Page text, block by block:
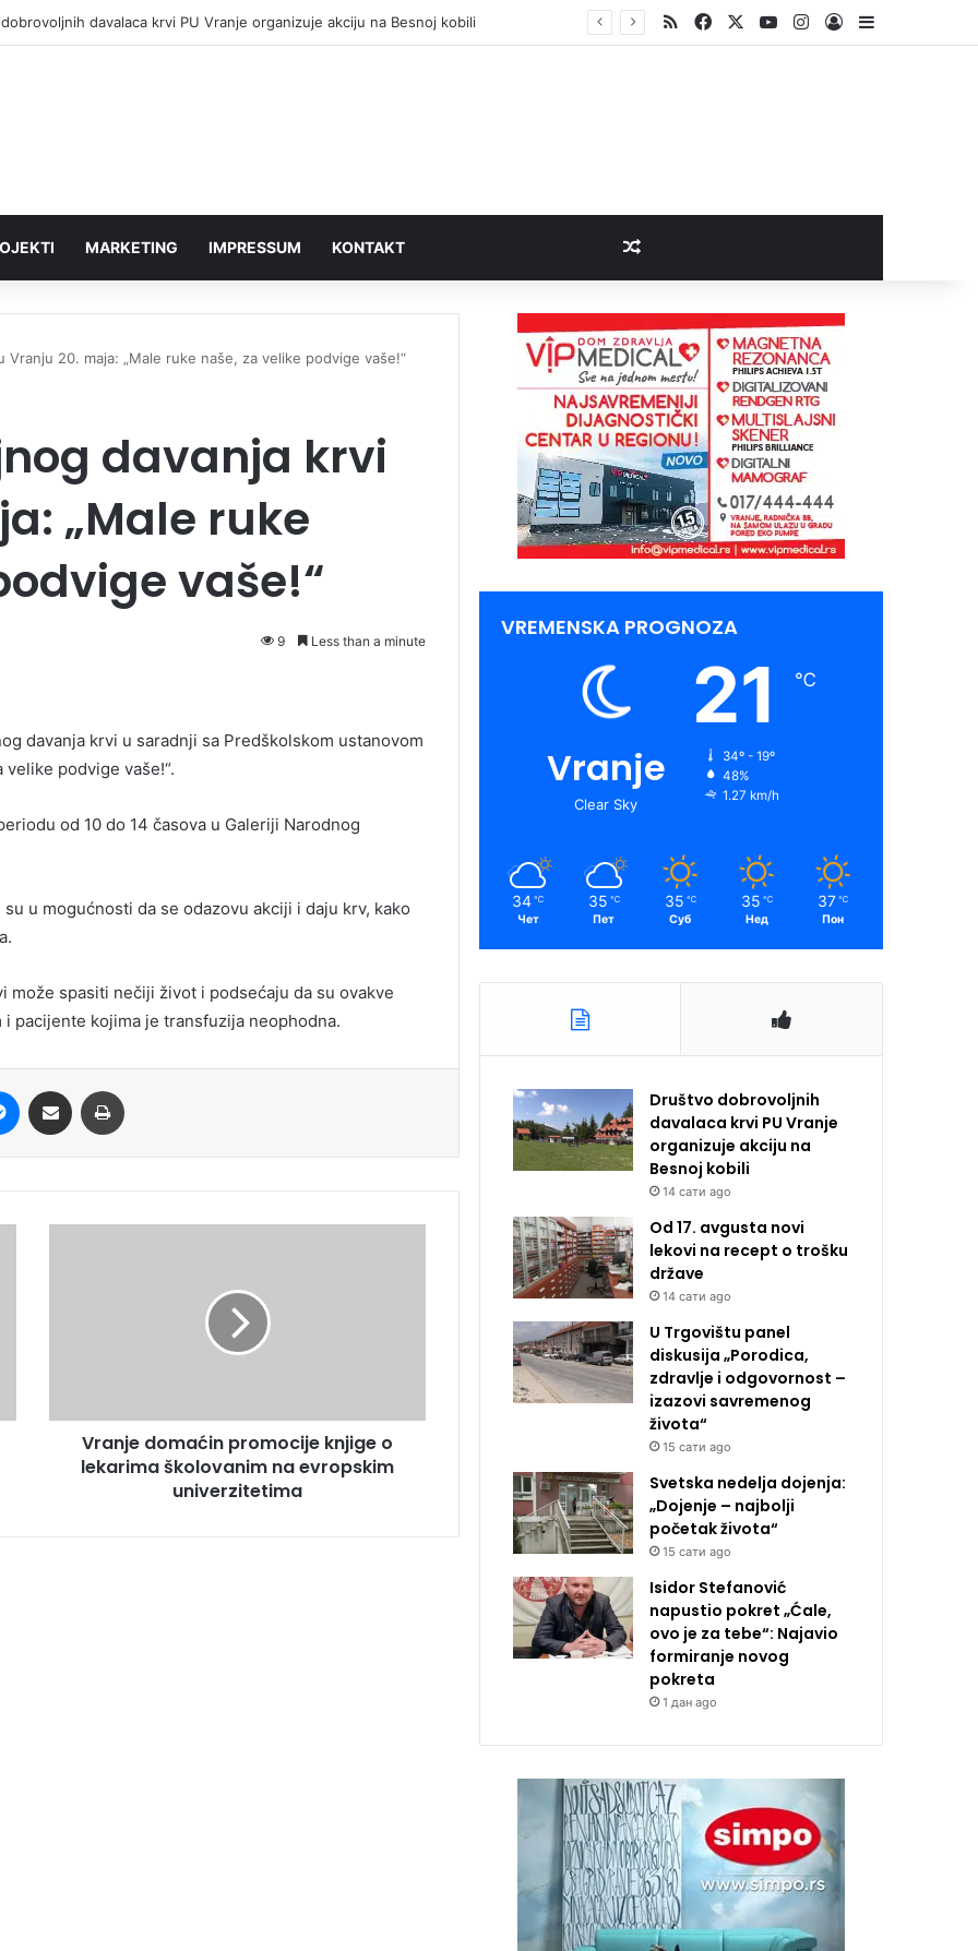
davalaca krvi PU Vranje organizuje akciju na Besnoj kobili RSSFacebookYouTubeInstagram
Log InSidebar
MARKETING IMPRESSUM KONTAKT Random Article
Vranju 20. maja: „Male ruke naše, za velike podvige vaše!“
davanja krvi
„Male ruke
vaše!“
9 Less than a minute
davanja krvi u saradnji sa Predškolskom ustanovom
velike podvige vaše!“.
od 10 do 14 časova u Galeriji Narodnog
u mogućnosti da se odazovu akciji i daju krv, kako
može spasiti nečiji život i podsećaju da su ovakve
pacijente kojima je transfuzija neophodna.
Messenger
Share via Email
Vranje domaćin promocije knjige o
lekarima školovanim na evropskim
univerzitetima
VREMENSKA PROGNOZA
Vranje
Clear Sky
21 ℃
34º - 19º
48%
1.27 km/h
34 ℃
Чет
35 ℃
Пет
35 ℃
Суб
35 ℃
Нед
37 ℃
Пон
Društvo dobrovoljnih
davalaca krvi PU Vranje
organizuje akciju na
Besnoj kobili
14 сати ago
Od 17. avgusta novi
lekovi na recept o trošku
države
14 сати ago
U Trgovištu panel
diskusija „Porodica,
zdravlje i odgovornost –
izazovi savremenog
života“
15 сати ago
Svetska nedelja dojenja:
„Dojenje – najbolji
početak života“
15 сати ago
Isidor Stefanović
napustio pokret „Ćale,
ovo je za tebe“: Najavio
formiranje novog
pokreta
1 дан ago